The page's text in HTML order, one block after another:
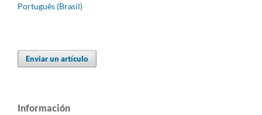
Português (Brasil)
Enviar un artículo
Información